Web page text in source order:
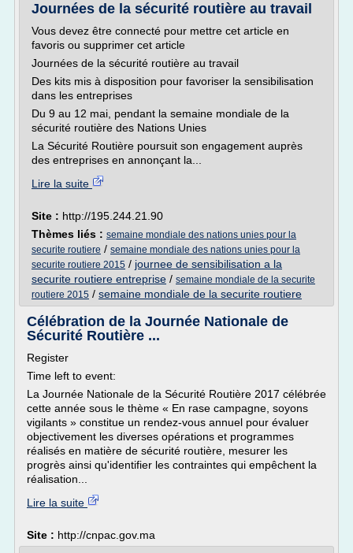
Journées de la sécurité routière au travail
Vous devez être connecté pour mettre cet article en
favoris ou supprimer cet article
Journées de la sécurité routière au travail
Des kits mis à disposition pour favoriser la sensibilisation
dans les entreprises
Du 9 au 12 mai, pendant la semaine mondiale de la
sécurité routière des Nations Unies
La Sécurité Routière poursuit son engagement auprès
des entreprises en annonçant la...
Lire la suite
Site : http://195.244.21.90
Thèmes liés : semaine mondiale des nations unies pour la
securite routiere / semaine mondiale des nations unies pour la
securite routiere 2015 / journee de sensibilisation a la
securite routiere entreprise / semaine mondiale de la securite
routiere 2015 / semaine mondiale de la securite routiere
Célébration de la Journée Nationale de
Sécurité Routière ...
Register
Time left to event:
La Journée Nationale de la Sécurité Routière 2017 célébrée
cette année sous le thème « En rase campagne, soyons
vigilants » constitue un rendez-vous annuel pour évaluer
objectivement les diverses opérations et programmes
réalisés en matière de sécurité routière, mesurer les
progrès ainsi qu'identifier les contraintes qui empêchent la
réalisation...
Lire la suite
Site : http://cnpac.gov.ma